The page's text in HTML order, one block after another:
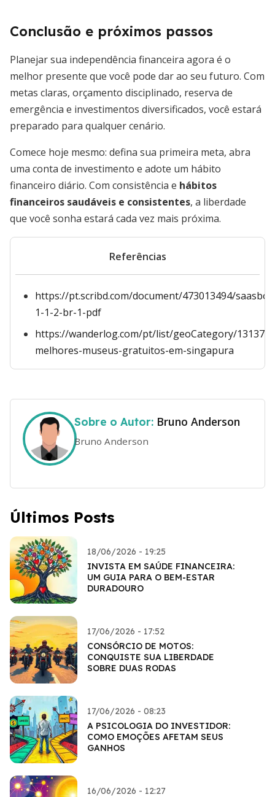
Conclusão e próximos passos
Planejar sua independência financeira agora é o
melhor presente que você pode dar ao seu futuro. Com
metas claras, orçamento disciplinado, reserva de
emergência e investimentos diversificados, você estará
preparado para qualquer cenário.
Comece hoje mesmo: defina sua primeira meta, abra
uma conta de investimento e adote um hábito
financeiro diário. Com consistência e hábitos
financeiros saudáveis e consistentes, a liberdade
que você sonha estará cada vez mais próxima.
Referências
https://pt.scribd.com/document/473013494/
1-1-2-br-1-pdf
https://wanderlog.com/pt/list/geoCategory/
melhores-museus-gratuitos-em-singapura
Sobre o Autor: Bruno Anderson
Bruno Anderson
Últimos Posts
18/06/2026 - 19:25
INVISTA EM SAÚDE FINANCEIRA:
UM GUIA PARA O BEM-ESTAR
DURADOURO
17/06/2026 - 17:52
CONSÓRCIO DE MOTOS:
CONQUISTE SUA LIBERDADE
SOBRE DUAS RODAS
17/06/2026 - 08:23
A PSICOLOGIA DO INVESTIDOR:
COMO EMOÇÕES AFETAM SEUS
GANHOS
16/06/2026 - 12:27